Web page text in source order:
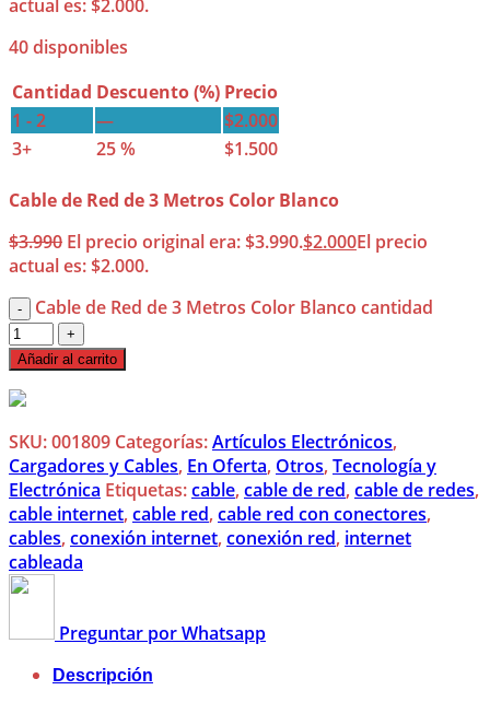
actual es: $2.000.
40 disponibles
Cantidad Descuento (%) Precio
1 - 2
— $2.000
3+
25 % $1.500
Cable de Red de 3 Metros Color Blanco
$3.990 El precio original era: $3.990.$2.000El precio
actual es: $2.000.
Cable de Red de 3 Metros Color Blanco cantidad
Añadir al carrito
SKU:001809 Categorías:Artículos Electrónicos,
Cargadores y Cables, En Oferta, Otros, Tecnología y
Electrónica Etiquetas:cable, cable de red, cable de redes,
cable internet, cable red, cable red con conectores,
cables, conexión internet, conexión red, internet
cableada
Preguntar por Whatsapp
Descripción